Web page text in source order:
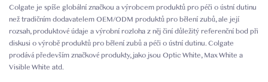
Colgate je spíše globální značkou a výrobcem produktů pro péči o ústní dutinu
než tradičním dodavatelem OEM/ODM produktů pro bělení zubů, ale její
rozsah, produktové údaje a výrobní rozloha z něj činí důležitý referenční bod při
diskusi o výrobě produktů pro bělení zubů a péči o ústní dutinu. Colgate
prodává především značkové produkty, jako jsou Optic White, Max White a
Visible White atd.